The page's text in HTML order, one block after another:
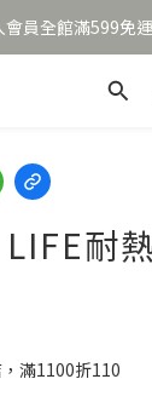
補水🎁加碼送好禮🌹
會員全館滿599免運
補水🎁加碼送好禮🌹
耐
滿1100折110